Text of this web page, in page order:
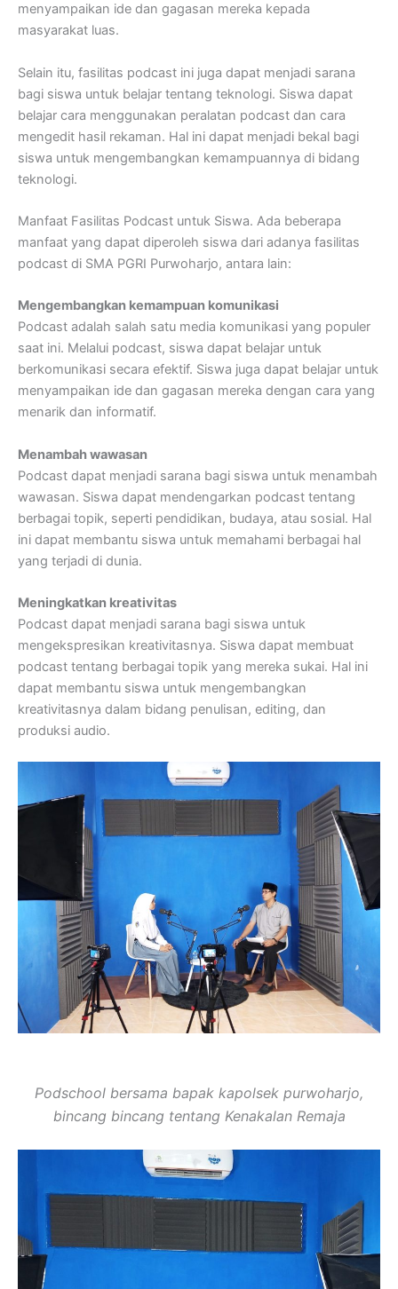
menyampaikan ide dan gagasan mereka kepada
masyarakat luas.
Selain itu, fasilitas podcast ini juga dapat menjadi sarana
bagi siswa untuk belajar tentang teknologi. Siswa dapat
belajar cara menggunakan peralatan podcast dan cara
mengedit hasil rekaman. Hal ini dapat menjadi bekal bagi
siswa untuk mengembangkan kemampuannya di bidang
teknologi.
Manfaat Fasilitas Podcast untuk Siswa. Ada beberapa
manfaat yang dapat diperoleh siswa dari adanya fasilitas
podcast di SMA PGRI Purwoharjo, antara lain:
Mengembangkan kemampuan komunikasi
Podcast adalah salah satu media komunikasi yang populer
saat ini. Melalui podcast, siswa dapat belajar untuk
berkomunikasi secara efektif. Siswa juga dapat belajar untuk
menyampaikan ide dan gagasan mereka dengan cara yang
menarik dan informatif.
Menambah wawasan
Podcast dapat menjadi sarana bagi siswa untuk menambah
wawasan. Siswa dapat mendengarkan podcast tentang
berbagai topik, seperti pendidikan, budaya, atau sosial. Hal
ini dapat membantu siswa untuk memahami berbagai hal
yang terjadi di dunia.
Meningkatkan kreativitas
Podcast dapat menjadi sarana bagi siswa untuk
mengekspresikan kreativitasnya. Siswa dapat membuat
podcast tentang berbagai topik yang mereka sukai. Hal ini
dapat membantu siswa untuk mengembangkan
kreativitasnya dalam bidang penulisan, editing, dan
produksi audio.
Podschool bersama bapak kapolsek purwoharjo,
bincang bincang tentang Kenakalan Remaja